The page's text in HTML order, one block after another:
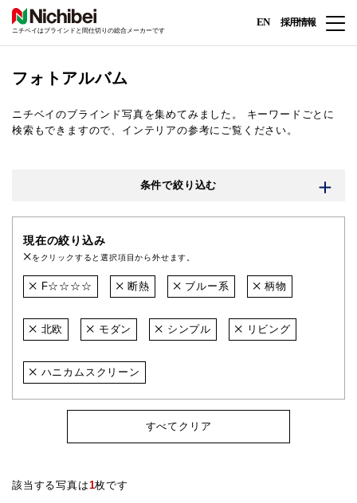
ニチベイはブラインドと間仕切りの総合メーカーです
EN 採用情報
フォトアルバム
ニチベイのブラインド写真を集めてみました。
キーワードごとに
検索もできますので、インテリアの参考にご覧ください。
条件で絞り込む
現在の絞り込み
をクリックすると選択項目から外せます。
F☆☆☆☆ 断熱 ブルー系 柄物
北欧 モダン シンプル リビング
ハニカムスクリーン
すべてクリア
該当する写真は1枚です